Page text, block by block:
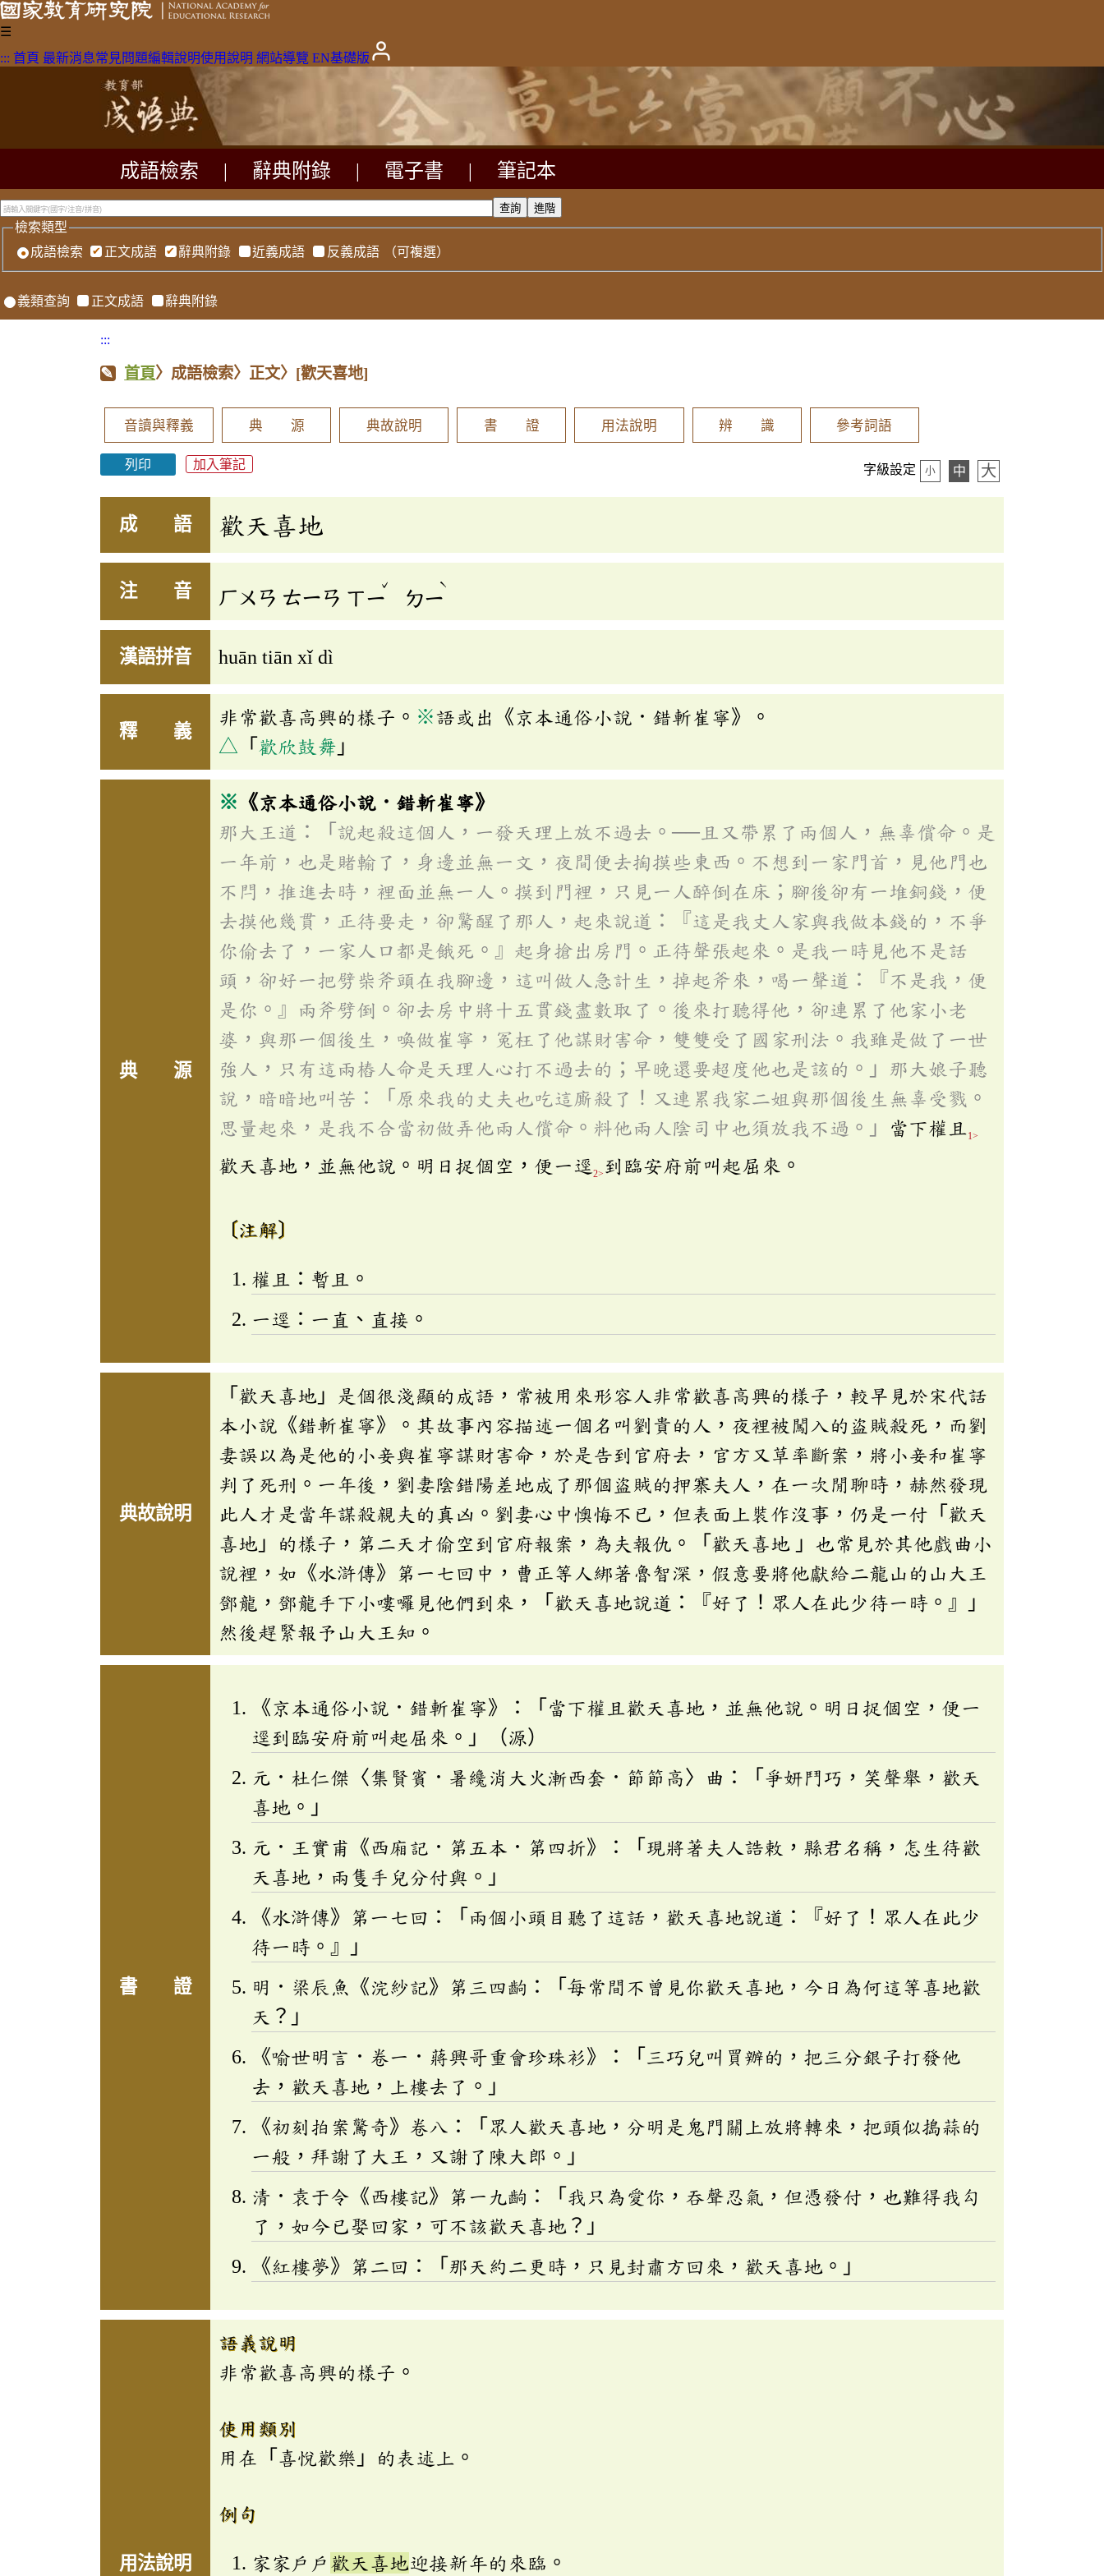
☰
::: 首頁 最新消息常見問題編輯說明使用說明 網站導覽 EN基礎版
成語檢索 辭典附錄 電子書 筆記本
檢索類型
成語檢索
正文成語 辭典附錄 近義成語 反義成語 （可複選）
義類查詢 正文成語 辭典附錄
:::
首頁〉成語檢索〉正文〉 [歡天喜地]
音讀與釋義 典 源 典故說明 書 證 用法說明 辨 識 參考詞語
列印 加入筆記 字級設定 小 中 大
成 語 歡天喜地
注 音 ㄏㄨㄢ ㄊㄧㄢ ㄒㄧ
ˇ
ㄉㄧ
ˋ
漢語拼音 huān tiān xǐ dì
釋 義
非常歡喜高興的樣子。 ※語或出《京本通俗小說．錯斬崔寧》。
△ 「 歡欣鼓舞 」
典 源
※ 《京本通俗小說．錯斬崔寧》
那大王道：「說起殺這個人，一發天理上放不過去。──且又帶累了兩個人，無辜償命。是
一年前，也是賭輸了，身邊並無一文，夜間便去掏摸些東西。不想到一家門首，見他門也
不閂，推進去時，裡面並無一人。摸到門裡，只見一人醉倒在床；腳後卻有一堆銅錢，便
去摸他幾貫，正待要走，卻驚醒了那人，起來說道：『這是我丈人家與我做本錢的，不爭
你偷去了，一家人口都是餓死。』起身搶出房門。正待聲張起來。是我一時見他不是話
頭，卻好一把劈柴斧頭在我腳邊，這叫做人急計生，掉起斧來，喝一聲道：『不是我，便
是你。』兩斧劈倒。卻去房中將十五貫錢盡數取了。後來打聽得他，卻連累了他家小老
婆，與那一個後生，喚做崔寧，冤枉了他謀財害命，雙雙受了國家刑法。我雖是做了一世
強人，只有這兩樁人命是天理人心打不過去的；早晚還要超度他也是該的。」那大娘子聽
說，暗暗地叫苦：「原來我的丈夫也吃這廝殺了！又連累我家二姐與那個後生無辜受戮。
思量起來，是我不合當初做弄他兩人償命。料他兩人陰司中也須放我不過。」
當下權且1>
歡天喜地，並無他說。明日捉個空，便一逕 2> 到臨安府前叫起屈來。
〔注解〕
權且：暫且。
一逕：一直、直接。
典故說明
「歡天喜地」是個很淺顯的成語，常被用來形容人非常歡喜高興的樣子，較早見於宋代話
本小說《錯斬崔寧》。其故事內容描述一個名叫劉貴的人，夜裡被闖入的盜賊殺死，而劉
妻誤以為是他的小妾與崔寧謀財害命，於是告到官府去，官方又草率斷案，將小妾和崔寧
判了死刑。一年後，劉妻陰錯陽差地成了那個盜賊的押寨夫人，在一次閒聊時，赫然發現
此人才是當年謀殺親夫的真凶。劉妻心中懊悔不已，但表面上裝作沒事，仍是一付「歡天
喜地」的樣子，第二天才偷空到官府報案，為夫報仇。「歡天喜地 」也常見於其他戲曲小
說裡，如《水滸傳》第一七回中，曹正等人綁著魯智深，假意要將他獻給二龍山的山大王
鄧龍，鄧龍手下小嘍囉見他們到來，「歡天喜地說道：『好了！眾人在此少待一時。』」
然後趕緊報予山大王知。
書 證
《京本通俗小說．錯斬崔寧》：「當下權且歡天喜地，並無他說。明日捉個空，便一
逕到臨安府前叫起屈來。」（源）
元．杜仁傑〈集賢賓．暑纔消大火漸西套．節節高〉曲：「爭妍鬥巧，笑聲舉，歡天
喜地。」
元．王實甫《西廂記．第五本．第四折》：「現將著夫人誥敕，縣君名稱，怎生待歡
天喜地，兩隻手兒分付與。」
《水滸傳》第一七回：「兩個小頭目聽了這話，歡天喜地說道：『好了！眾人在此少
待一時。』」
明．梁辰魚《浣紗記》第三四齣：「每常間不曾見你歡天喜地，今日為何這等喜地歡
天？」
《喻世明言．卷一．蔣興哥重會珍珠衫》：「三巧兒叫買辦的，把三分銀子打發他
去，歡天喜地，上樓去了。」
《初刻拍案驚奇》卷八：「眾人歡天喜地，分明是鬼門關上放將轉來，把頭似搗蒜的
一般，拜謝了大王，又謝了陳大郎。」
清．袁于令《西樓記》第一九齣：「我只為愛你，吞聲忍氣，但憑發付，也難得我勾
了，如今已娶回家，可不該歡天喜地？」
《紅樓夢》第二回：「那天約二更時，只見封肅方回來，歡天喜地。」
用法說明
語義說明
非常歡喜高興的樣子。
使用類別
用在「喜悅歡樂」的表述上。
例句
家家戶戶 歡天喜地迎接新年的來臨。